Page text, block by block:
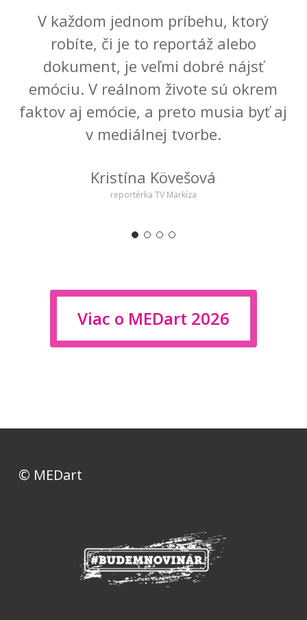
V každom jednom príbehu, ktorý
robíte, či je to reportáž alebo
dokument, je veľmi dobré nájsť
emóciu. V reálnom živote sú okrem
faktov aj emócie, a preto musia byť aj
v mediálnej tvorbe.
Kristína Kövešová
reportérka TV Markíza
Viac o MEDart 2026
© MEDart